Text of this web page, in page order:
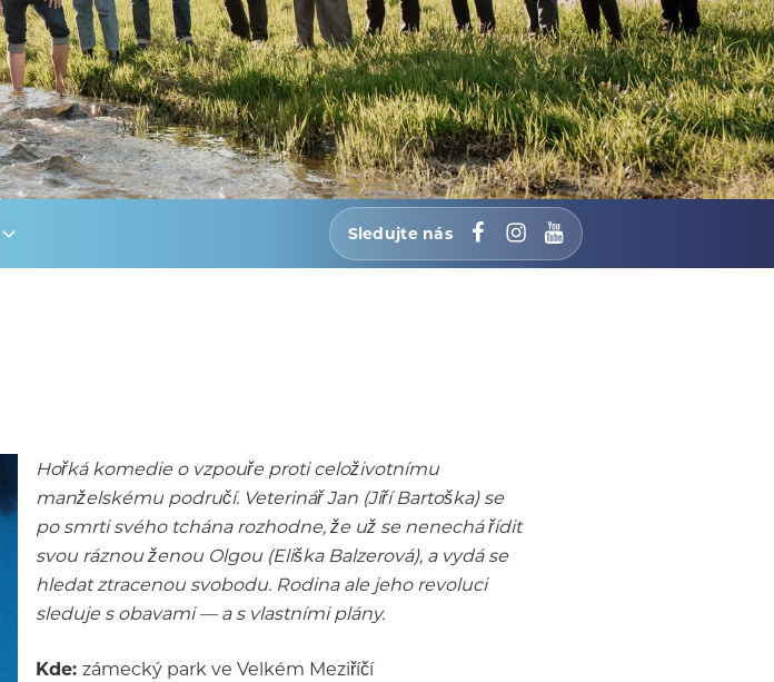
Sledujte nás Facebook
Instagram
YouTube
Hořká komedie o vzpouře proti celoživotnímu
manželskému područí. Veterinář Jan (Jiří Bartoška) se
po smrti svého tchána rozhodne, že už se nenechá řídit
svou ráznou ženou Olgou (Eliška Balzerová), a vydá se
hledat ztracenou svobodu. Rodina ale jeho revoluci
sleduje s obavami — a s vlastními plány.
Kde: zámecký park ve Velkém Meziříčí